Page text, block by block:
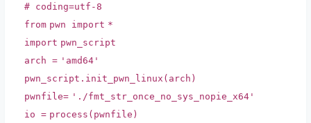
# coding=utf-8
from pwn import *
import pwn_script
arch = 'amd64'
pwn_script.init_pwn_linux(arch)
pwnfile= './fmt_str_once_no_sys_nopie_x64'
io = process(pwnfile)